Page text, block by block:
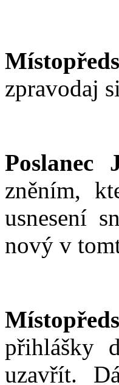
zpravodaj
Poslanec
zněním,
usnesení
nový v
přihlášky
uzavřít.